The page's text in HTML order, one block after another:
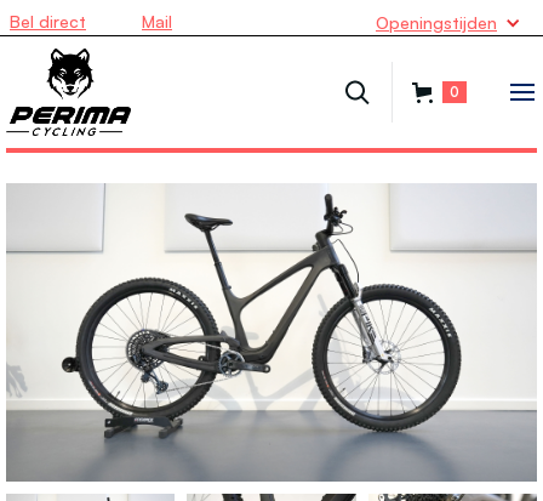
Bel direct Mail Openingstijden
0